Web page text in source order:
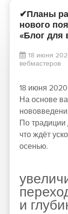
✔Планы
нового
«Блог для
18 июня
вебмастеров
18 июня
На основе
По
что ждёт
осенью.
и